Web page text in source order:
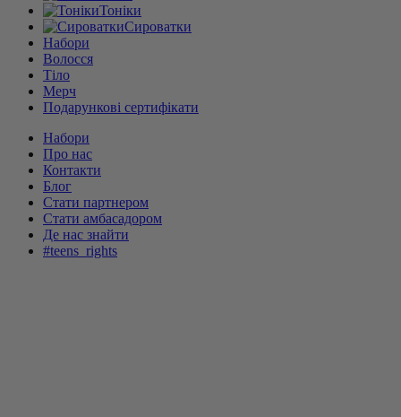
Тоніки
Сироватки
Набори
Волосся
Тіло
Мерч
Подарункові сертифікати
Набори
Про нас
Контакти
Блог
Стати партнером
Стати амбасадором
Де нас знайти
#teens_rights